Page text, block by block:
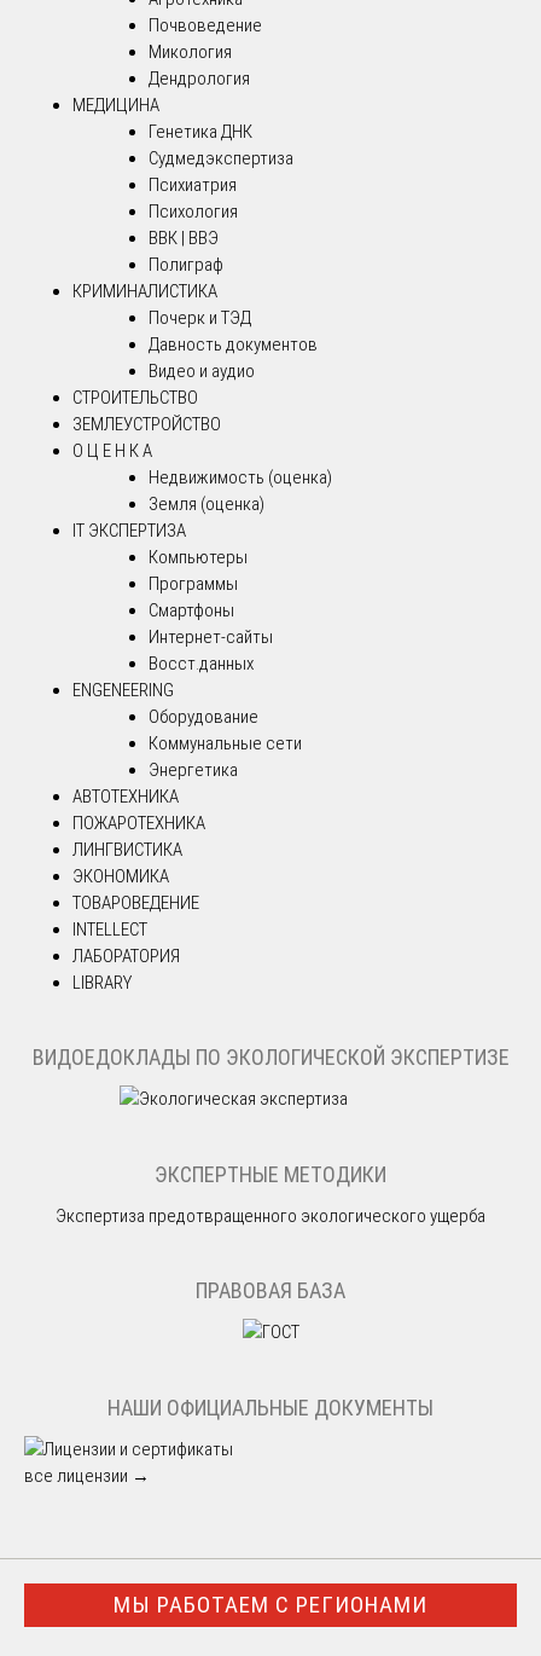
Почвоведение
Микология
Дендрология
МЕДИЦИНА
Генетика ДНК
Судмедэкспертиза
Психиатрия
Психология
ВВК | ВВЭ
Полиграф
КРИМИНАЛИСТИКА
Почерк и ТЭД
Давность документов
Видео и аудио
СТРОИТЕЛЬСТВО
ЗЕМЛЕУСТРОЙСТВО
О Ц Е Н К А
Недвижимость (оценка)
Земля (оценка)
IT ЭКСПЕРТИЗА
Компьютеры
Программы
Смартфоны
Интернет-сайты
Восст.данных
ENGENEERING
Оборудование
Коммунальные сети
Энергетика
АВТОТЕХНИКА
ПОЖАРОТЕХНИКА
ЛИНГВИСТИКА
ЭКОНОМИКА
ТОВАРОВЕДЕНИЕ
INTELLECT
ЛАБОРАТОРИЯ
LIBRARY
ВИДОЕДОКЛАДЫ ПО ЭКОЛОГИЧЕСКОЙ ЭКСПЕРТИЗЕ
ЭКСПЕРТНЫЕ МЕТОДИКИ
Экспертиза предотвращенного экологического ущерба
ПРАВОВАЯ БАЗА
НАШИ ОФИЦИАЛЬНЫЕ ДОКУМЕНТЫ
все лицензии →
МЫ РАБОТАЕМ С РЕГИОНАМИ